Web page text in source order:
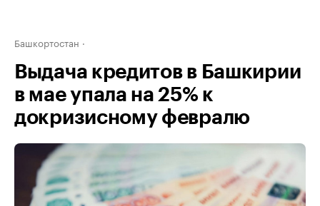
Башкортостан
Выдача кредитов в Башкирии
в мае упала на 25% к
докризисному февралю